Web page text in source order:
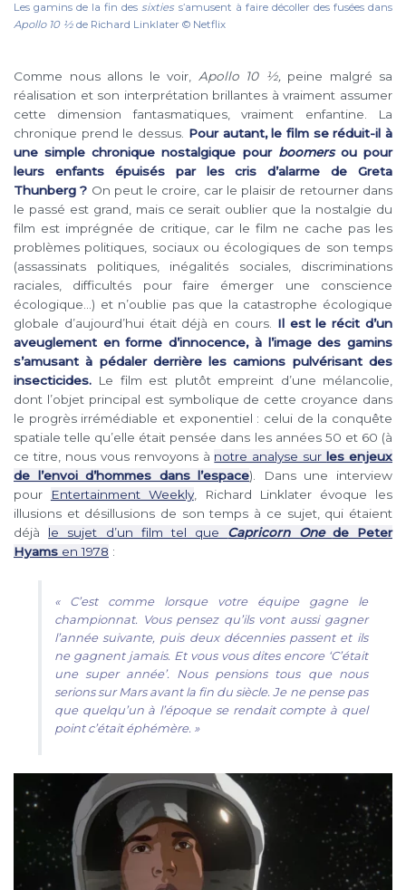
Les gamins de la fin dessixtiess’amusent à faire décoller des fusées dans
Apollo 10 1⁄2 de Richard Linklater © Netflix
Comme nous allons le voir, Apollo 10 ½, peine malgré sa
réalisation et son interprétation brillantes à vraiment assumer
cette dimension fantasmatiques, vraiment enfantine. La
chronique prend le dessus. Pour autant, le film se réduit-il à
une simple chronique nostalgique pour boomers ou pour
leurs enfants épuisés par les cris d’alarme de Greta
Thunberg ? On peut le croire, car le plaisir de retourner dans
le passé est grand, mais ce serait oublier que la nostalgie du
film est imprégnée de critique, car le film ne cache pas les
problèmes politiques, sociaux ou écologiques de son temps
(assassinats politiques, inégalités sociales, discriminations
raciales, difficultés pour faire émerger une conscience
écologique…) et n’oublie pas que la catastrophe écologique
globale d’aujourd’hui était déjà en cours. Il est le récit d’un
aveuglement en forme d’innocence, à l’image des gamins
s’amusant à pédaler derrière les camions pulvérisant des
insecticides. Le film est plutôt empreint d’une mélancolie,
dont l’objet principal est symbolique de cette croyance dans
le progrès irrémédiable et exponentiel : celui de la conquête
spatiale telle qu’elle était pensée dans les années 50 et 60 (à
ce titre, nous vous renvoyons à notre analyse sur les enjeux
de l’envoi d’hommes dans l’espace). Dans une interview
pour
Entertainment Weekly, Richard Linklater évoque les
illusions et désillusions de son temps à ce sujet, qui étaient
déjà le sujet d’un film tel que Capricorn One de Peter
Hyams en 1978 :
« C’est comme lorsque votre équipe gagne le
championnat. Vous pensez qu’ils vont aussi gagner
l’année suivante, puis deux décennies passent et ils
ne gagnent jamais. Et vous vous dites encore ‘C’était
une super année’. Nous pensions tous que nous
serions sur Mars avant la fin du siècle. Je ne pense pas
que quelqu’un à l’époque se rendait compte à quel
point c’était éphémère. »